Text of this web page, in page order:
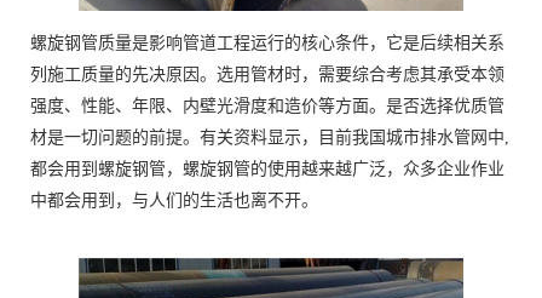
螺旋钢管质量是影响管道工程运行的核心条件，它是后续相关系
列施工质量的先决原因。选用管材时，需要综合考虑其承受本领
强度、性能、年限、内壁光滑度和造价等方面。是否选择优质管
材是一切问题的前提。有关资料显示，目前我国城市排水管网中,
都会用到螺旋钢管，螺旋钢管的使用越来越广泛，众多企业作业
中都会用到，与人们的生活也离不开。